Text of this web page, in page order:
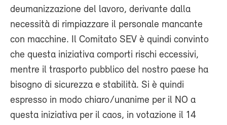
deumanizzazione del lavoro, derivante dalla
necessità di rimpiazzare il personale mancante
con macchine. Il Comitato SEV è quindi convinto
che questa iniziativa comporti rischi eccessivi,
mentre il trasporto pubblico del nostro paese ha
bisogno di sicurezza e stabilità. Si è quindi
espresso in modo chiaro/unanime per il NO a
questa iniziativa per il caos, in votazione il 14